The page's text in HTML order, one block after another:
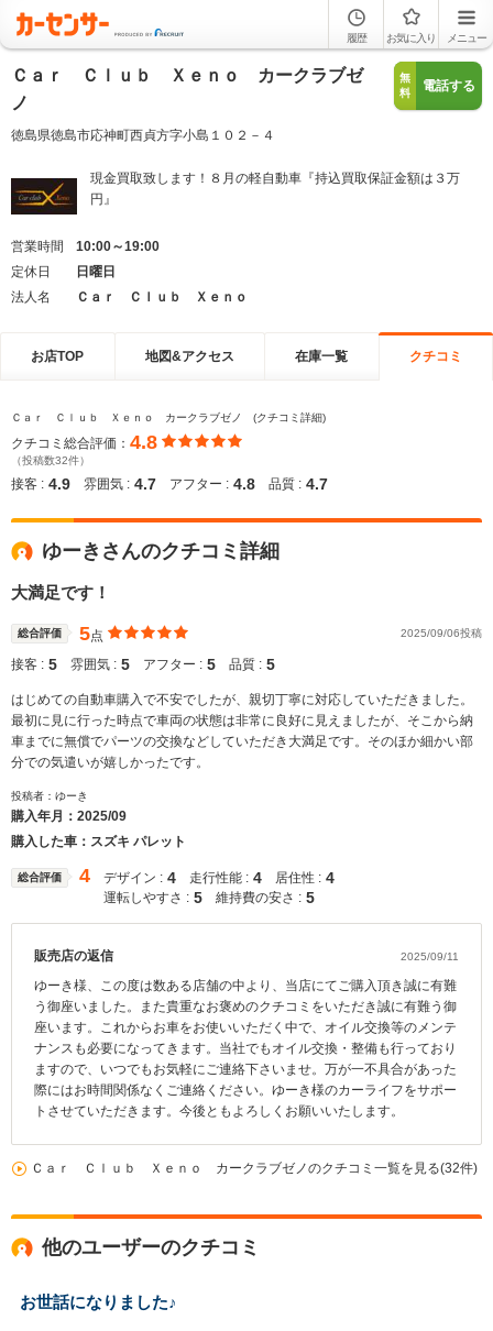
履歴 お気に入り メニュー
Ｃａｒ Ｃｌｕｂ Ｘｅｎｏ カークラブゼ
ノ
徳島県徳島市応神町西貞方字小島１０２－４
無
料
電話する
現金買取致します！８月の軽自動車『持込買取保証金額は３万
円』
営業時間
10:00～19:00
定休日
日曜日
法人名
Ｃａｒ Ｃｌｕｂ Ｘｅｎｏ
お店TOP 地図&アクセス 在庫一覧 クチコミ
Ｃａｒ Ｃｌｕｂ Ｘｅｎｏ カークラブゼノ (クチコミ詳細)
クチコミ総合評価： 4.8
（投稿数32件）
接客 : 4.9 雰囲気 : 4.7 アフター : 4.8 品質 : 4.7
ゆーきさんのクチコミ詳細
大満足です！
総合評価 5点 2025/09/06投稿
接客 : 5 雰囲気 : 5 アフター : 5 品質 : 5
はじめての自動車購入で不安でしたが、親切丁寧に対応していただきました。
最初に見に行った時点で車両の状態は非常に良好に見えましたが、そこから納
車までに無償でパーツの交換などしていただき大満足です。そのほか細かい部
分での気遣いが嬉しかったです。
投稿者：ゆーき
購入年月： 2025/09
購入した車：スズキ パレット
総合評価 4 デザイン : 4 走行性能 : 4 居住性 : 4
運転しやすさ : 5 維持費の安さ : 5
販売店の返信 2025/09/11
ゆーき様、この度は数ある店舗の中より、当店にてご購入頂き誠に有難
う御座いました。また貴重なお褒めのクチコミをいただき誠に有難う御
座います。これからお車をお使いいただく中で、オイル交換等のメンテ
ナンスも必要になってきます。当社でもオイル交換・整備も行っており
ますので、いつでもお気軽にご連絡下さいませ。万が一不具合があった
際にはお時間関係なくご連絡ください。ゆーき様のカーライフをサポー
トさせていただきます。今後ともよろしくお願いいたします。
Ｃａｒ Ｃｌｕｂ Ｘｅｎｏ カークラブゼノのクチコミ一覧を見る(32件)
他のユーザーのクチコミ
お世話になりました♪